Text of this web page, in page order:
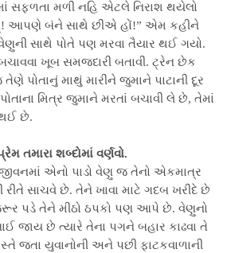
સફળતા મળી નહિ એટલે નિરાશ થયેલો
આપણે બંને સાથે છીએ હોં!” એમ કહીને
સાથે પોતે પણ મરવા તૈયાર થઈ ગયો.
ખૂબ સમજદારી બતાવી. ટ્રેન છેક
પોતાનું માથું મારીને જુમાને પાટાની દૂર
મિત્ર જુમાને મરતાં બચાવી લે છે, તેમાં
થઈ છે.
તમારા શબ્દોમાં વર્ણવો.
જીવનમાં એનો પાડો વેણુ જ તેનો એકમાત્ર
રીતે સાચવે છે. તેને ખાવા માટે ગદબ ખરીદે છે
પડે તેને મીઠો ઠપકો પણ આપે છે. વેણુનો
જાય છે ત્યારે તેના પગને બહાર કાઢવા તે
જતા યુવાનોની અને પછી ફાટકવાળાની